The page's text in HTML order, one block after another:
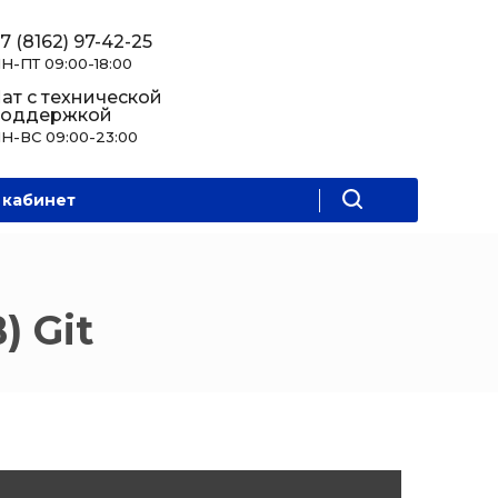
(8162) 97-42-25
ПТ 09:00-18:00
с технической
ВС 09:00-23:00
Git